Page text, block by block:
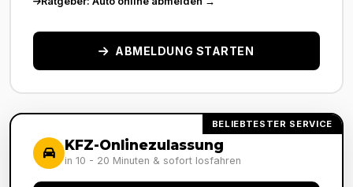
ABMELDUNG STARTEN
BELIEBTESTER SERVICE
KFZ-Onlinezulassung
in 10 - 20 Minuten & sofort losfahren